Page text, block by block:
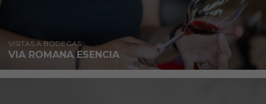
VISITAS A BODEGAS
VIA ROMANA ESENCIA